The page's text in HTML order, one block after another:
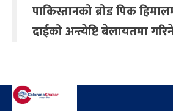
पाकिस्तानको ब्रोड पिक
दाईको अन्त्येष्टि बेलायतमा